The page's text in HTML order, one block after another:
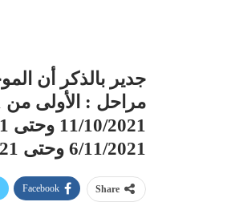
6/11/2021 وحتى 26/11/2021 .
Share
Facebook